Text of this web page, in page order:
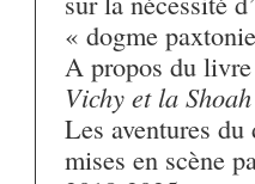
« dogme
A propos du
Vichy et la Shoah
Les aventures
mises en scène